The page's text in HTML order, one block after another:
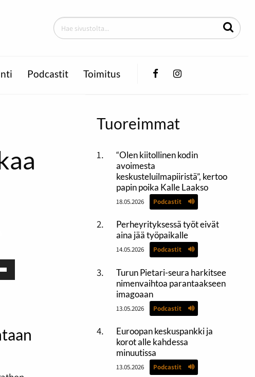
Podcastit Toimitus FacebookInstagram
Tuoreimmat
“Olen kiitollinen kodin
avoimesta
keskusteluilmapiiristä”, kertoo
papin poika Kalle Laakso
18.05.2026 Podcastit
Perheyrityksessä työt eivät
aina jää työpaikalle
14.05.2026 Podcastit
Turun Pietari-seura harkitsee
nimenvaihtoa parantaakseen
imagoaan
13.05.2026 Podcastit
Euroopan keskuspankki ja
korot alle kahdessa
minuutissa
13.05.2026 Podcastit